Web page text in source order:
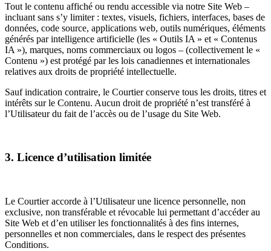
Tout le contenu affiché ou rendu accessible via notre Site Web –
incluant sans s’y limiter : textes, visuels, fichiers, interfaces, bases de
données, code source, applications web, outils numériques, éléments
générés par intelligence artificielle (les « Outils IA » et « Contenus
IA »), marques, noms commerciaux ou logos – (collectivement le «
Contenu ») est protégé par les lois canadiennes et internationales
relatives aux droits de propriété intellectuelle.
Sauf indication contraire, le Courtier conserve tous les droits, titres et
intérêts sur le Contenu. Aucun droit de propriété n’est transféré à
l’Utilisateur du fait de l’accès ou de l’usage du Site Web.
3. Licence d’utilisation limitée
Le Courtier accorde à l’Utilisateur une licence personnelle, non
exclusive, non transférable et révocable lui permettant d’accéder au
Site Web et d’en utiliser les fonctionnalités à des fins internes,
personnelles et non commerciales, dans le respect des présentes
Conditions.